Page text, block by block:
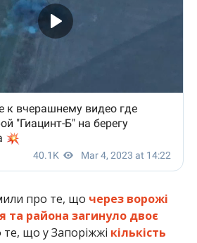
про те, що через ворожі
та района загинуло двоє
що у Запоріжжі кількість